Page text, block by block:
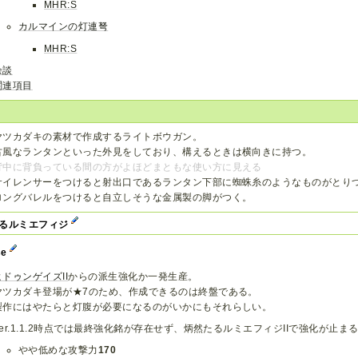
MHR:S
カルマインの灯連弩
MHR:S
談
連項目
ツカダキの素材で作成するライトボウガン。
風なランタンといった外見をしており、構えるときは横向きに持つ。
中に背負っている間の方がよほどまともな使い方に見える
イレンサーをつけると射出口であるランタン下部に蜘蛛糸のようなものがとり
ングバレルをつけると自立しそうな金属製の脚がつく。
ルミエフィジ
ドゥンゲイズIIからの派生強化か一発生産。
ツカダキ登場が★7のため、作成できるのは終盤である。
作にはやたらと灯腹が必要になるのがいかにもそれらしい。
時点では最終強化銘が存在せず、炳然たるルミエフィジIIで強化が止まる
やや低めな攻撃力170